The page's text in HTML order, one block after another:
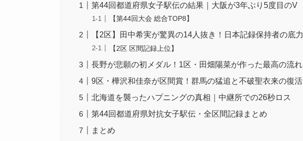
第44回都道府県女子駅伝の結果｜大阪が3年ぶり5度目のV
【第44回大会 総合TOP8】
【2区】田中希実が驚異の14人抜き！日本記録保持者の底力
【2区 区間記録上位】
長野が悲願の初メダル！1区・田畑陽菜が作った最高の流れ
9区・樺沢和佳奈が区間賞！群馬の猛追と不破聖衣来の復活
北海道を襲ったハプニングの真相｜中継所での26秒ロス
第44回都道府県対抗女子駅伝・全区間記録まとめ
まとめ